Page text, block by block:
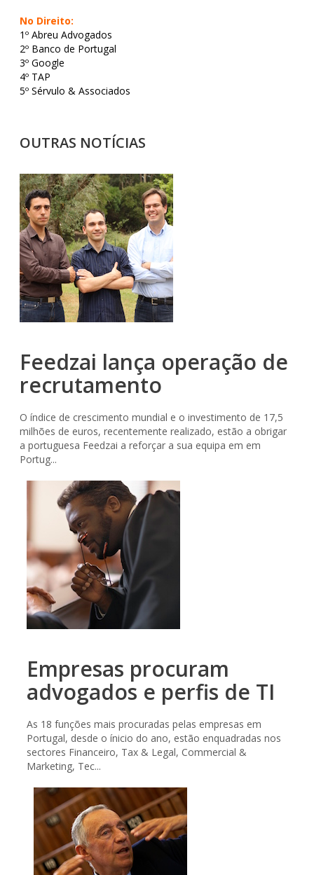
No Direito:
1º Abreu Advogados
2º Banco de Portugal
3º Google
4º TAP
5º Sérvulo & Associados
OUTRAS NOTÍCIAS
Feedzai lança operação de
recrutamento
O índice de crescimento mundial e o investimento de 17,5
milhões de euros, recentemente realizado, estão a obrigar
a portuguesa Feedzai a reforçar a sua equipa em em
Portug...
Empresas procuram
advogados e perfis de TI
As 18 funções mais procuradas pelas empresas em
Portugal, desde o ínicio do ano, estão enquadradas nos
sectores Financeiro, Tax & Legal, Commercial &
Marketing, Tec...